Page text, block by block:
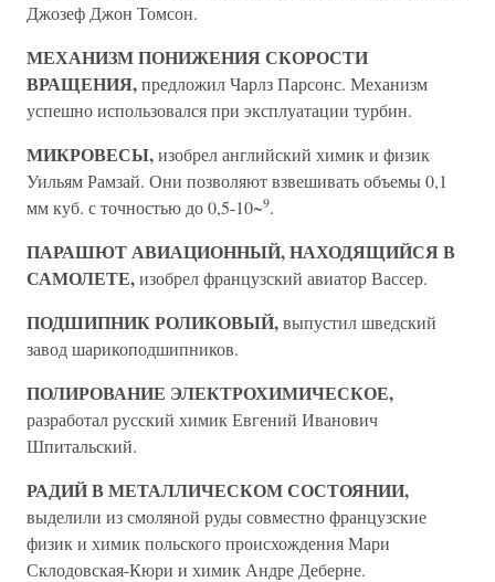
Джозеф Джон Томсон.
МЕХАНИЗМ ПОНИЖЕНИЯ СКОРОСТИ
ВРАЩЕНИЯ,предложил Чарлз Парсонс. Механизм
успешно использовался при эксплуатации турбин.
МИКРОВЕСЫ,изобрел английский химик и физик
Уильям Рамзай. Они позволяют взвешивать объемы 0,1
мм куб. с точностью до 0,5-10~9.
ПАРАШЮТ АВИАЦИОННЫЙ, НАХОДЯЩИЙСЯ В
САМОЛЕТЕ,изобрел французский авиатор Вассер.
ПОДШИПНИК РОЛИКОВЫЙ,выпустил шведский
завод шарикоподшипников.
ПОЛИРОВАНИЕ ЭЛЕКТРОХИМИЧЕСКОЕ,
разработал русский химик Евгений Иванович
Шпитальский.
РАДИЙ В МЕТАЛЛИЧЕСКОМ СОСТОЯНИИ,
выделили из смоляной руды совместно французские
физик и химик польского происхождения Мари
Склодовская-Кюри и химик Андре Деберне.